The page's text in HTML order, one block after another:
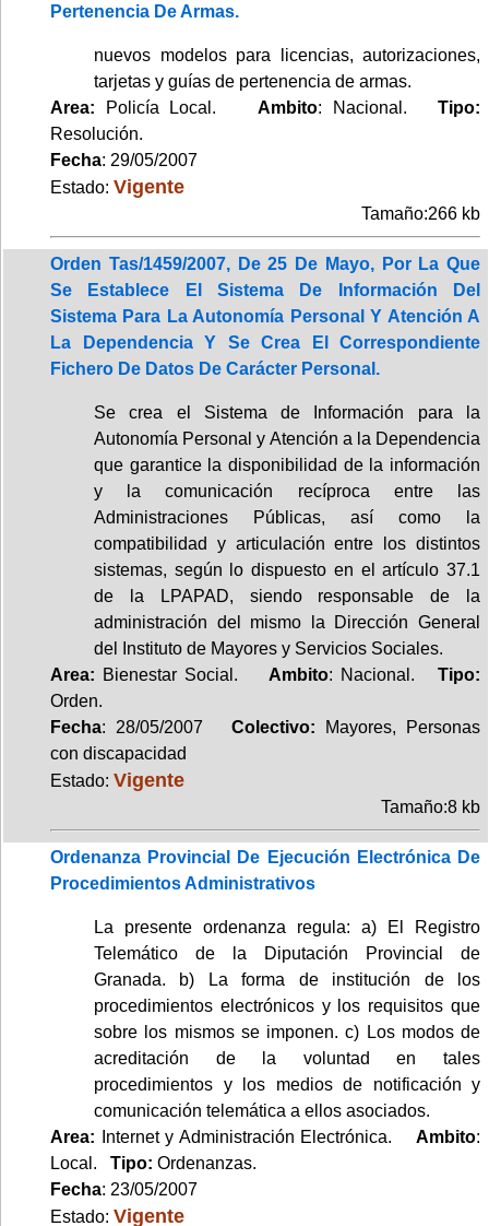
Pertenencia De Armas.
nuevos modelos para licencias, autorizaciones,
tarjetas y guías de pertenencia de armas.
Area: Policía Local. Ambito: Nacional. Tipo:
Resolución.
Fecha: 29/05/2007
Estado: Vigente
Tamaño:266 kb
Orden Tas/1459/2007, De 25 De Mayo, Por La Que
Se Establece El Sistema De Información Del
Sistema Para La Autonomía Personal Y Atención A
La Dependencia Y Se Crea El Correspondiente
Fichero De Datos De Carácter Personal.
Se crea el Sistema de Información para la
Autonomía Personal y Atención a la Dependencia
que garantice la disponibilidad de la información
y la comunicación recíproca entre las
Administraciones Públicas, así como la
compatibilidad y articulación entre los distintos
sistemas, según lo dispuesto en el artículo 37.1
de la LPAPAD, siendo responsable de la
administración del mismo la Dirección General
del Instituto de Mayores y Servicios Sociales.
Area: Bienestar Social. Ambito: Nacional. Tipo:
Orden.
Fecha: 28/05/2007 Colectivo:
Mayores, Personas
con discapacidad
Estado: Vigente
Tamaño:8 kb
Ordenanza Provincial De Ejecución Electrónica De
Procedimientos Administrativos
La presente ordenanza regula: a) El Registro
Telemático de la Diputación Provincial de
Granada. b) La forma de institución de los
procedimientos electrónicos y los requisitos que
sobre los mismos se imponen. c) Los modos de
acreditación de la voluntad en tales
procedimientos y los medios de notificación y
comunicación telemática a ellos asociados.
Area: Internet y Administración Electrónica. Ambito:
Local. Tipo: Ordenanzas.
Fecha: 23/05/2007
Estado: Vigente